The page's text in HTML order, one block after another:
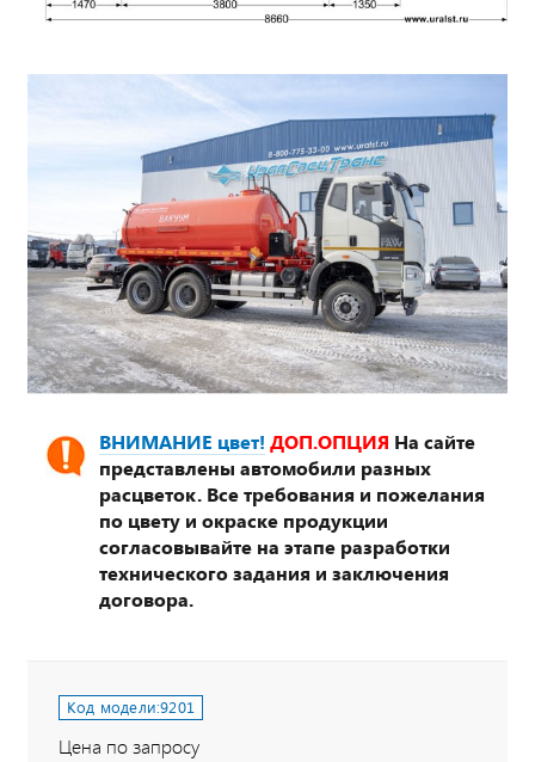
ВНИМАНИЕ цвет! ДОП.ОПЦИЯ На сайте
представлены автомобили разных
расцветок. Все требования и пожелания
по цвету и окраске продукции
согласовывайте на этапе разработки
технического задания и заключения
договора.
Код модели:9201
Цена по запросу